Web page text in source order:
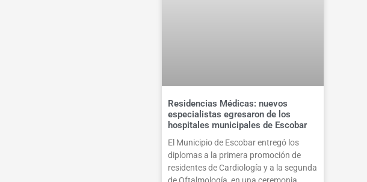
Residencias Médicas: nuevos
especialistas egresaron de los
hospitales municipales de Escobar
El Municipio de Escobar entregó los
diplomas a la primera promoción de
residentes de Cardiología y a la segunda